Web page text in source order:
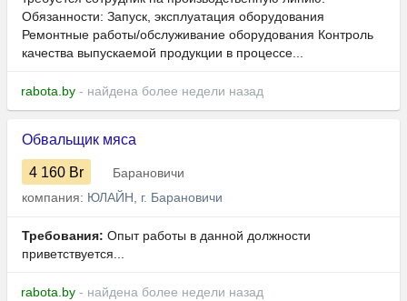
Обязанности: Запуск, эксплуатация оборудования
Ремонтные работы/обслуживание оборудования Контроль
качества выпускаемой продукции в процессе...
rabota.by - найдена более недели назад
Обвальщик мяса
4 160 Br
Барановичи
компания: ЮЛАЙН, г. Барановичи
Требования: Опыт работы в данной должности
приветствуется...
rabota.by - найдена более недели назад